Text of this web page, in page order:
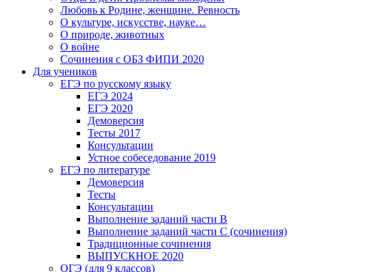
Любовь к Родине, женщине. Ревность
О культуре, искусстве, науке…
О природе, животных
О войне
Сочинения с ОБЗ ФИПИ 2020
Для учеников
ЕГЭ по русскому языку
ЕГЭ 2024
ЕГЭ 2020
Демоверсия
Тесты 2017
Консультации
Устное собеседование 2019
ЕГЭ по литературе
Демоверсия
Тесты
Консультации
Выполнение заданий части В
Выполнение заданий части С (сочинения)
Традиционные сочинения
ВЫПУСКНОЕ 2020
ОГЭ (для 9 классов)